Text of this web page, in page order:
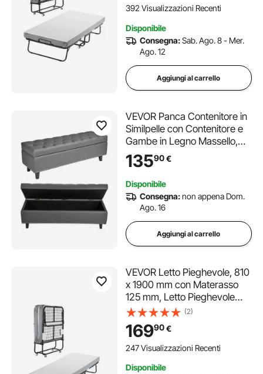
Letto Pieghevole Singolo
392 Visualizzazioni Recenti
Disponibile
Consegna:Sab. Ago. 8 - Mer.
Ago. 12
Aggiungi al carrello
VEVOR Panca Contenitore in
Similpelle con Contenitore e
Gambe in Legno Massello,
Panchina Ingresso da Interno
per Scarpe per Ingresso,
Panca Imbottita per
Soggiorno e Sala da Pranzo,
Grigia
13590€
Disponibile
Consegna:non appena Dom.
Ago. 16
Aggiungi al carrello
VEVOR Letto Pieghevole, 810
x 1900 mm con Materasso
125 mm, Letto Pieghevole
Singolo con Robusta
Struttura in Metallo e
Materasso in Memory Foam,
Letto Pieghevole Singolo
(2)
16990€
247 Visualizzazioni Recenti
Disponibile